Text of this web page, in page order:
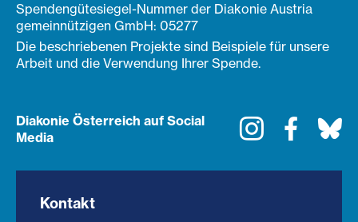
Spendengütesiegel-Nummer der Diakonie Austria
gemeinnützigen GmbH: 05277
Die beschriebenen Projekte sind Beispiele für unsere
Arbeit und die Verwendung Ihrer Spende.
Diakonie Österreich auf Social
Media
Instagram
Kontakt